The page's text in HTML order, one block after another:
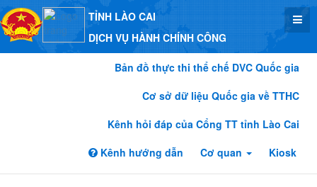
TỈNH LÀO CAI
DỊCH VỤ HÀNH CHÍNH CÔNG
Bản đồ thực thi thể chế DVC Quốc gia
Cơ sở dữ liệu Quốc gia về TTHC
Kênh hỏi đáp của Cổng TT tỉnh Lào Cai
Kênh hướng dẫn
Cơ quan Kiosk